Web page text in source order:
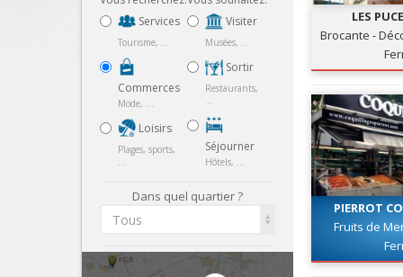
Services
Tourisme, ...
Commerces
Mode, ...
Loisirs
Plages, sports,
...
Visiter
Musées, ...
Sortir
Restaurants,
...
Séjourner
Hôtels, ...
Dans quel quartier ?
Tous
LES
Brocante -
PIERROT
Fruits de